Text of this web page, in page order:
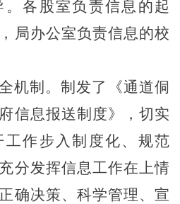
各股室负责信息的起
局办公室负责信息的校
机制。制发了《通道侗
信息报送制度》，切实
作步入制度化、规范
分发挥信息工作在上情
确决策、科学管理、宣